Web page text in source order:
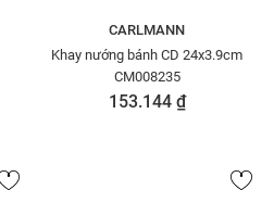
CARLMANN
Khay nướng bánh CD 24x3.9cm
CM008235
153.144 ₫